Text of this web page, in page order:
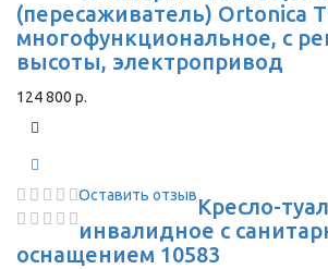
(пересаживатель) Ortonica
многофункциональное, с
высоты, электропривод
124 800 р.
Оставить отзывКресло-
инвалидное с
оснащением 10583